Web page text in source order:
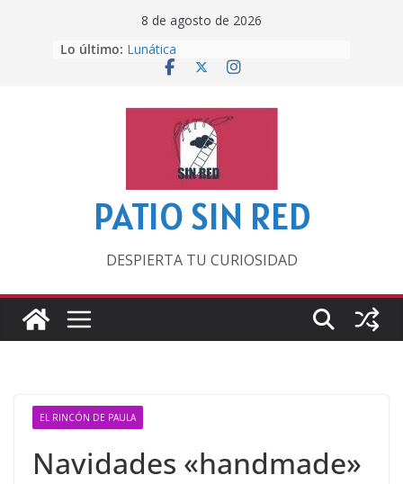
8 de agosto de 2026
Lo último: Lunática
Pero, hasta entonces…
‘La broma infinita’ de recomendar
lecturas veraniegas
Otra del Mundial
PATIO SIN RED
DESPIERTA TU CURIOSIDAD
EL RINCÓN DE PAULA
Navidades «handmade»